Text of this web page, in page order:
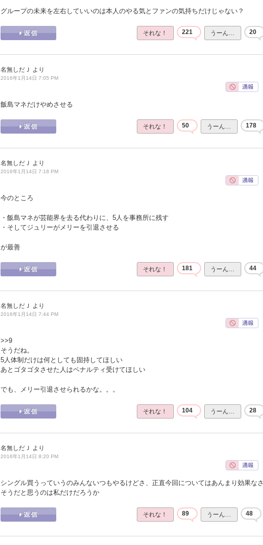
グループの未来を左右していいのは本人のやる気とファンの気持ちだけじゃない？
それな！ 221 うーん… 20
名無しだＪ より
2016年1月14日 7:05 PM
飯島マネだけやめさせる
それな！ 50 うーん… 178
名無しだＪ より
2016年1月14日 7:18 PM
今のところ
・飯島マネが芸能界を去る代わりに、5人を事務所に残す
・そしてジュリーがメリーを引退させる
が最善
それな！ 181 うーん… 44
名無しだＪ より
2016年1月14日 7:44 PM
>>9
そうだね。
5人体制だけは何としても固持してほしい
あとゴタゴタさせた人はペナルティ受けてほしい
でも、メリー引退させられるかな。。。
それな！ 104 うーん… 28
名無しだＪ より
2016年1月14日 8:20 PM
シングル買うっていうのみんないつもやるけどさ、正直今回についてはあんまり効果なさ
そうだと思うのは私だけだろうか
それな！ 89 うーん… 48